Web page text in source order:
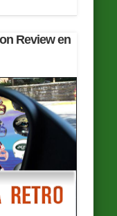
Review en